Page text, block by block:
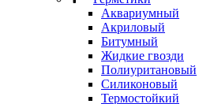
Аквариумный
Акриловый
Битумный
Жидкие гвозди
Полиуритановый
Силиконовый
Термостойкий